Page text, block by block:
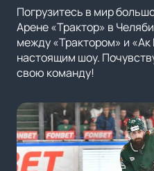
Погрузитесь в мир
Арене «Трактор» в
между «Трактором» и
настоящим шоу.
свою команду!